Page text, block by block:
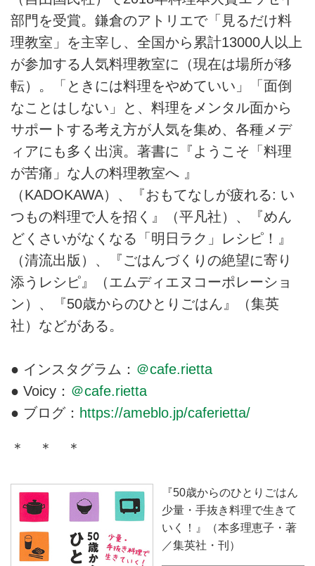
部門を受賞。鎌倉のアトリエで「見るだけ料
理教室」を主宰し、全国から累計13000人以上
が参加する人気料理教室に（現在は場所が移
転）。「ときには料理をやめていい」「面倒
なことはしない」と、料理をメンタル面から
サポートする考え方が人気を集め、各種メデ
ィアにも多く出演。著書に『ようこそ「料理
が苦痛」な人の料理教室へ 』
（KADOKAWA）、『おもてなしが疲れる: い
つもの料理で人を招く』（平凡社）、『めん
どくさいがなくなる「明日ラク」レシピ！』
（清流出版）、『ごはんづくりの絶望に寄り
添うレシピ』（エムディエヌコーポレーショ
ン）、『50歳からのひとりごはん』（集英
社）などがある。
● インスタグラム： ＠cafe.rietta
● Voicy： ＠cafe.rietta
● ブログ： https://ameblo.jp/caferietta/
＊ ＊ ＊
『50歳からのひとりごはん
少量・手抜き料理で生きて
いく！』（本多理恵子・著
／集英社・刊）